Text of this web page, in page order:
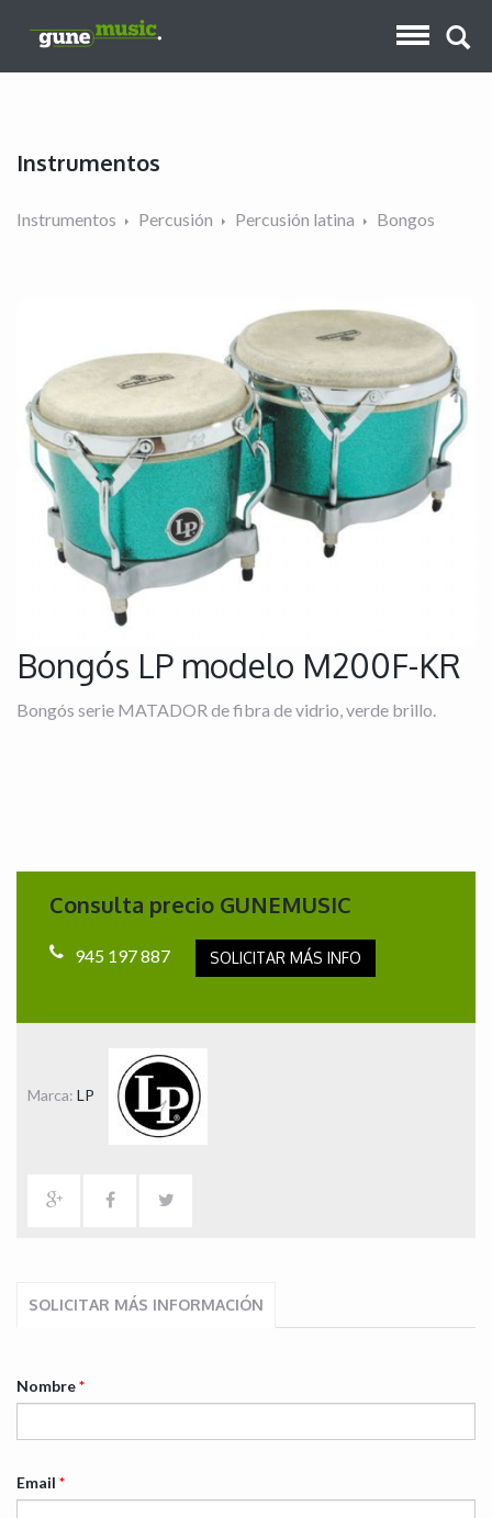
Instrumentos
Instrumentos Percusión Percusión latina Bongos
Bongós LP modelo M200F-KR
Bongós serie MATADOR de fibra de vidrio, verde brillo.
Consulta precio GUNEMUSIC
945 197 887 SOLICITAR MÁS INFO
Marca: LP
SOLICITAR MÁS INFORMACIÓN
Nombre*
Email *